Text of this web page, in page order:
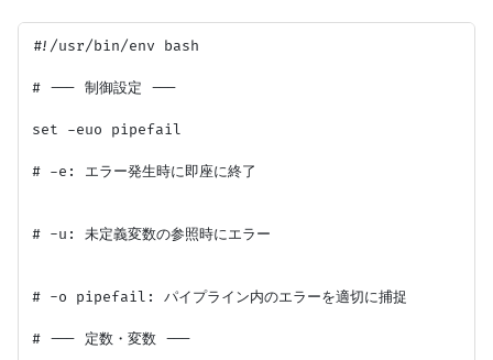
#!/usr/bin/env bash
# --- 制御設定 ---
set -euo pipefail
# -e: エラー発生時に即座に終了
# -u: 未定義変数の参照時にエラー
# -o pipefail: パイプライン内のエラーを適切に捕捉
# --- 定数・変数 ---